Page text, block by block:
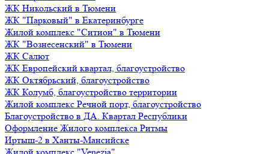
ЖК Никольский в Тюмени
ЖК "Парковый" в Екатеринбурге
Жилой комплекс "Ситион" в Тюмени
ЖК "Вознесенский" в Тюмени
ЖК Салют
ЖК Европейский квартал, благоустройство
ЖК Октябрьский, благоустройство
ЖК Колумб, благоустройство территории
Жилой комплекс Речной порт, благоустройство
Благоустройство в ДА. Квартал Республики
Оформление Жилого комплекса Ритмы
Иртыш-2 в Ханты-Мансийске